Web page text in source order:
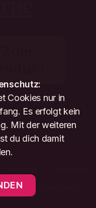
für dein Herz
Cookies nur in
Es erfolgt kein
Mit der weiteren
du dich damit